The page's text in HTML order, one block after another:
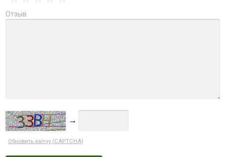
Отзыв
→
Обновить капчу (CAPTCHA)